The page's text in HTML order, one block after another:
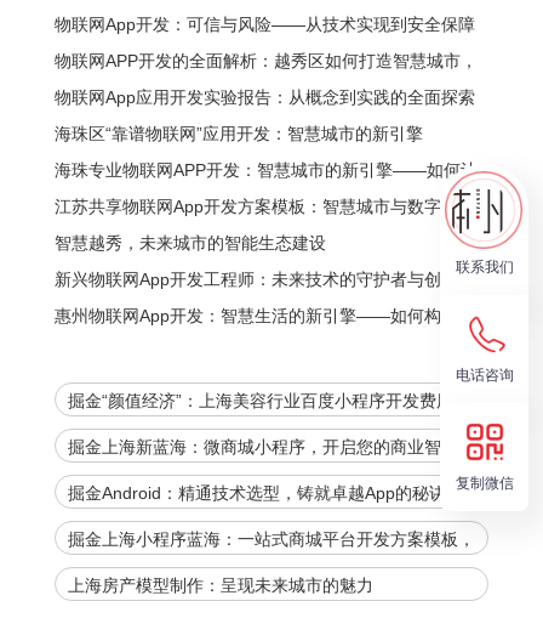
联系我们
电话咨询
复制微信
物联网App开发：可信与风险——从技术实现到安全保障
物联网APP开发的全面解析：越秀区如何打造智慧城市，
你的企业需要什么？
物联网App应用开发实验报告：从概念到实践的全面探索
海珠区“靠谱物联网”应用开发：智慧城市的新引擎
海珠专业物联网APP开发：智慧城市的新引擎——如何让
城市更智能、更便捷？
江苏共享物联网App开发方案模板：智慧城市与数字赋能
的全新生态
智慧越秀，未来城市的智能生态建设
新兴物联网App开发工程师：未来技术的守护者与创造者
惠州物联网App开发：智慧生活的新引擎——如何构建未
掘金“颜值经济”：上海美容行业百度小程序开发费用全
解析，助您抢占数字先机！
掘金上海新蓝海：微商城小程序，开启您的商业智能时
代
掘金Android：精通技术选型，铸就卓越App的秘诀！
掘金上海小程序蓝海：一站式商城平台开发方案模板，
官网下载加速您的商业腾飞！
上海房产模型制作：呈现未来城市的魅力